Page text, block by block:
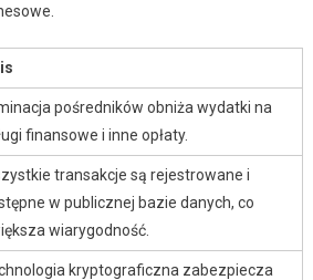
pośredników obniża wydatki na
finansowe i inne opłaty.
transakcje są rejestrowane i
w publicznej bazie danych, co
wiarygodność.
kryptograficzna zabezpiecza